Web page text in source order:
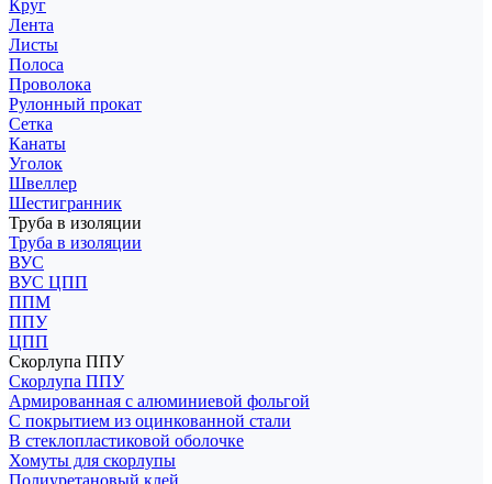
Круг
Лента
Листы
Полоса
Проволока
Рулонный прокат
Сетка
Канаты
Уголок
Швеллер
Шестигранник
Труба в изоляции
Труба в изоляции
ВУС
ВУС ЦПП
ППМ
ППУ
ЦПП
Скорлупа ППУ
Скорлупа ППУ
Армированная с алюминиевой фольгой
С покрытием из оцинкованной стали
В стеклопластиковой оболочке
Хомуты для скорлупы
Полиуретановый клей